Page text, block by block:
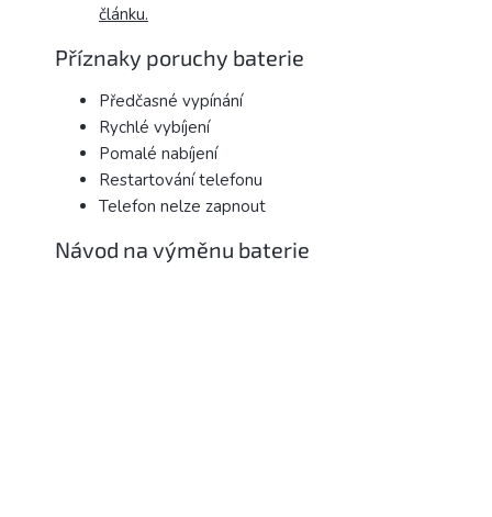
článku.
Příznaky poruchy baterie
Předčasné vypínání
Rychlé vybíjení
Pomalé nabíjení
Restartování telefonu
Telefon nelze zapnout
Návod na výměnu baterie